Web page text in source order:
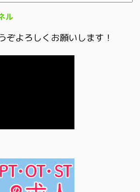
ル
ぞよろしくお願いします！